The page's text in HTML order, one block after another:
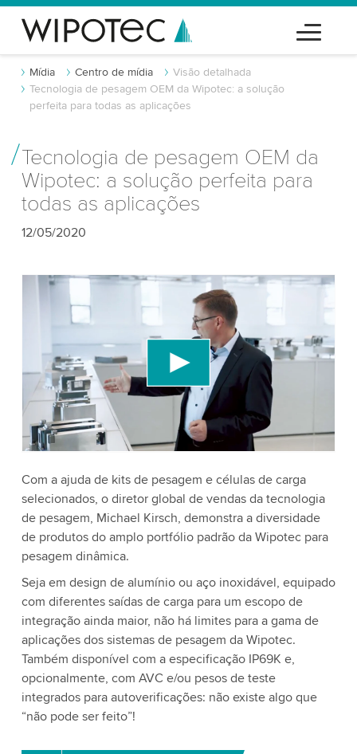
Mídia Centro de mídia
Visão detalhada
Tecnologia de pesagem OEM da Wipotec: a solução
perfeita para todas as aplicações
Tecnologia de pesagem OEM da
Wipotec: a solução perfeita para
todas as aplicações
12/05/2020
Precisamos do seu consentimento para
carregar o serviço de vídeo do YouTube!
Utilizamos um serviço de terceiros para incorporar
conteúdo de vídeo que pode coletar dados sobre
sua atividade. Por favor, reveja os detalhes e
aceite o serviço para assistir a este vídeo.
Mais informações
Com a ajuda de kits de pesagem e células de carga
selecionados, o diretor global de vendas da tecnologia
de pesagem, Michael Kirsch, demonstra a diversidade
de produtos do amplo portfólio padrão da Wipotec para
pesagem dinâmica.
Seja em design de alumínio ou aço inoxidável, equipado
com diferentes saídas de carga para um escopo de
integração ainda maior, não há limites para a gama de
aplicações dos sistemas de pesagem da Wipotec.
Também disponível com a especificação IP69K e,
opcionalmente, com AVC e/ou pesos de teste
integrados para autoverificações: não existe algo que
“não pode ser feito”!